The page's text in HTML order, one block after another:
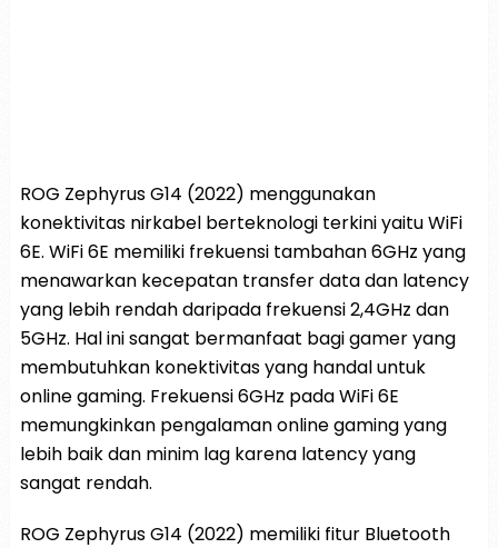
ROG Zephyrus G14 (2022) menggunakan
konektivitas nirkabel berteknologi terkini yaitu WiFi
6E. WiFi 6E memiliki frekuensi tambahan 6GHz yang
menawarkan kecepatan transfer data dan latency
yang lebih rendah daripada frekuensi 2,4GHz dan
5GHz. Hal ini sangat bermanfaat bagi gamer yang
membutuhkan konektivitas yang handal untuk
online gaming. Frekuensi 6GHz pada WiFi 6E
memungkinkan pengalaman online gaming yang
lebih baik dan minim lag karena latency yang
sangat rendah.
ROG Zephyrus G14 (2022) memiliki fitur Bluetooth